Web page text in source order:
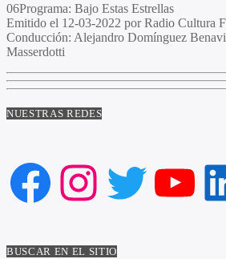
06Programa: Bajo Estas Estrellas
Emitido el 12-03-2022 por Radio Cultura
Conducción: Alejandro Domínguez
Masserdotti
NUESTRAS REDES
Facebook
Instagram
Twitter
BUSCAR EN EL SITIO